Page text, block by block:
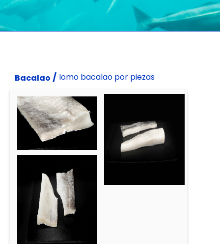
Bacalao / lomo bacalao por piezas